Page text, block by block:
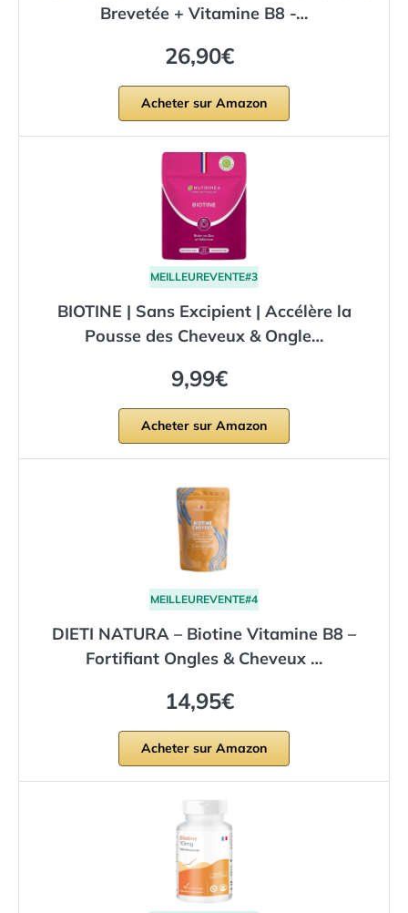
Brevetée + Vitamine B8 -…
26,90€
Acheter sur Amazon
MEILLEUREVENTE#3
BIOTINE | Sans Excipient | Accélère la
Pousse des Cheveux & Ongle…
9,99€
Acheter sur Amazon
MEILLEUREVENTE#4
DIETI NATURA – Biotine Vitamine B8 –
Fortifiant Ongles & Cheveux …
14,95€
Acheter sur Amazon